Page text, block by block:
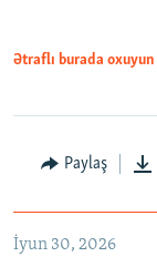
Ətraflı burada oxuyun
Paylaş
İyun 30, 2026